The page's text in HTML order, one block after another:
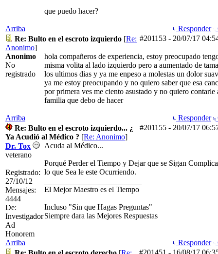
que puedo hacer?
Arriba Responder
#201153 - 20/07/17
Re: Bulto en el escroto izquierdo [Re:
Anonimo]
Anonimo
No
registrado
hola compañeros de experiencia, estoy preocupado
misma volita al lado izquierdo pero a aumentado de
los ultimos dias y ya me enpeso a molestas un dolor
ya me estoy preocupando y no quiero saber que esa
por primera ves me ciento asustado y no quiero contarle
familia que debo de hacer
Arriba Responder
#201155 - 20/07/17
Re: Bulto en el escroto izquierdo... ¿
Ya Acudió al Médico ? [Re: Anonimo]
Dr. Tox
veterano
Registrado:
27/10/12
Mensajes:
4444
De:
Investigador
Ad
Honorem
Acuda al Médico...
Porqué Perder el Tiempo y Dejar que se Sigan
lo que Sea le este Ocurriendo.
El Mejor Maestro es el Tiempo
Incluso "Sin que Hagas Preguntas"
Siempre dara las Mejores Respuestas
Arriba Responder
#201451 - 16/08/17